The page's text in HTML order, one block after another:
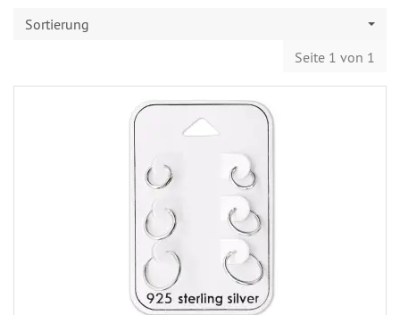
Sortierung
Seite 1 von 1